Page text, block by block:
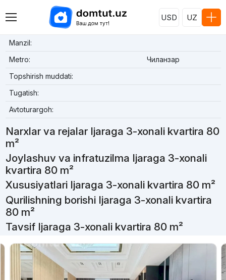
USD UZ
Manzil:
Metro:
Чиланзар
Topshirish muddati:
Tugatish:
Avtoturargoh:
Narxlar va rejalar Ijaraga 3-xonali kvartira 80
m²
Joylashuv va infratuzilma Ijaraga 3-xonali
kvartira 80 m²
Xususiyatlari Ijaraga 3-xonali kvartira 80 m²
Qurilishning borishi Ijaraga 3-xonali kvartira
80 m²
Tavsif Ijaraga 3-xonali kvartira 80 m²